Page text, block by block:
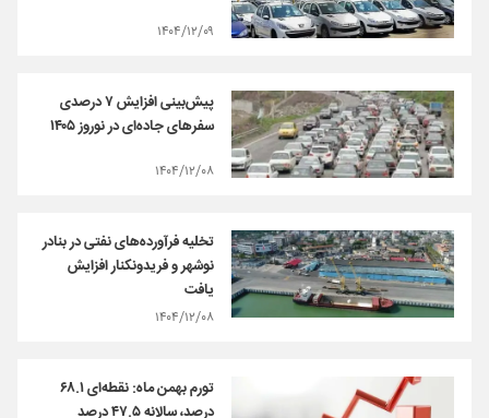
۱۴۰۴/۱۲/۰۹
پیش‌بینی افزایش ۷ درصدی
سفرهای جاده‌ای در نوروز ۱۴۰۵
۱۴۰۴/۱۲/۰۸
تخلیه فرآورده‌های نفتی در بنادر
نوشهر و فریدونکنار افزایش
یافت
۱۴۰۴/۱۲/۰۸
تورم بهمن ماه: نقطه‌ای ۶۸.۱
درصد، سالانه ۴۷.۵ درصد